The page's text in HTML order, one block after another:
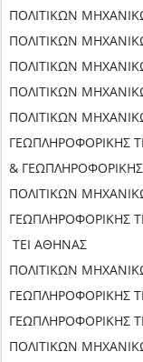
ΠΟΛΙΤΙΚΩΝ
ΠΟΛΙΤΙΚΩΝ
ΠΟΛΙΤΙΚΩΝ
ΠΟΛΙΤΙΚΩΝ
ΠΟΛΙΤΙΚΩΝ
ΓΕΩΠΛΗΡΟΦΟΡΙΚΗΣ
&
ΠΟΛΙΤΙΚΩΝ
ΓΕΩΠΛΗΡΟΦΟΡΙΚΗΣ
ΤΕΙ ΑΘΗΝΑΣ
ΠΟΛΙΤΙΚΩΝ
ΓΕΩΠΛΗΡΟΦΟΡΙΚΗΣ
ΓΕΩΠΛΗΡΟΦΟΡΙΚΗΣ
ΠΟΛΙΤΙΚΩΝ